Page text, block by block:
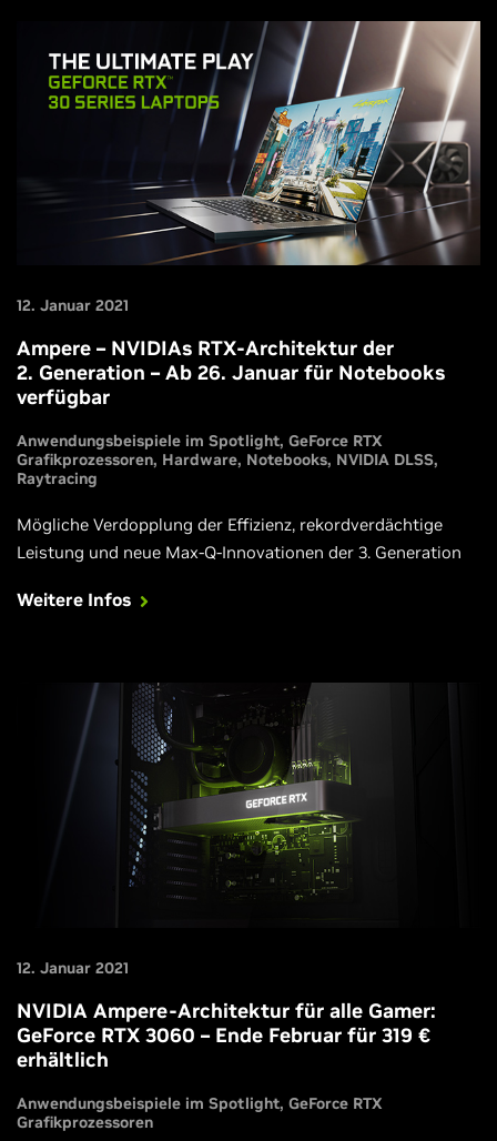
12. Januar 2021
Ampere – NVIDIAs RTX-Architektur der
2. Generation – Ab 26. Januar für Notebooks
verfügbar
Anwendungsbeispiele im Spotlight GeForce RTX
Grafikprozessoren Hardware Notebooks NVIDIA DLSS
Raytracing
Mögliche Verdopplung der Effizienz, rekordverdächtige
Leistung und neue Max-Q-Innovationen der 3. Generation
Weitere Infos
12. Januar 2021
NVIDIA Ampere-Architektur für alle Gamer:
GeForce RTX 3060 – Ende Februar für 319 €
erhältlich
Anwendungsbeispiele im Spotlight GeForce RTX
Grafikprozessoren